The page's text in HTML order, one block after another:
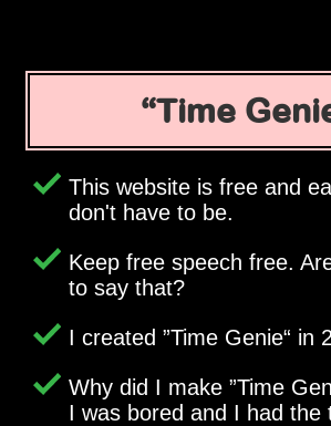
Time
This website is free and
don't have to be.
Keep free speech free.
to say that?
I created Time Genie in
Why did I make Time
I was bored and I had the